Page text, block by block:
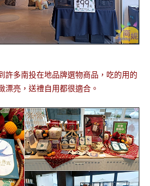
許多南投在地品牌選物商品，吃的用的
漂亮，送禮自用都很適合。